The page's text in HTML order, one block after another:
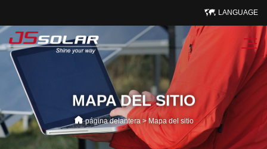
LANGUAGE
MAPA DEL SITIO
página delantera >Mapa del sitio